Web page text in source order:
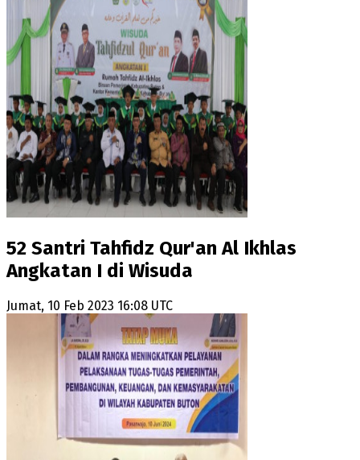
52 Santri Tahfidz Qur'an Al Ikhlas
Angkatan I di Wisuda
Jumat, 10 Feb 2023 16:08 UTC